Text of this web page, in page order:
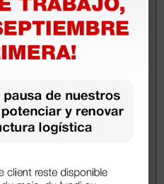
¿Necesitas más
a los colegas que ya